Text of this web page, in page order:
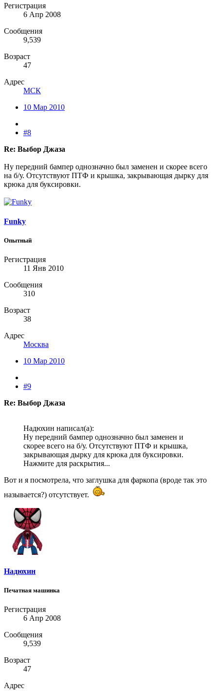
Регистрация
6 Апр 2008
Сообщения
9,539
Возраст
47
Адрес
МСК
10 Мар 2010
#8
Re: Выбор Джаза
Ну передний бампер однозначно был заменен и скорее всего
на б/у. Отсутствуют ПТФ и крышка, закрывающая дырку для
крюка для буксировки.
Funky
Опытный
Регистрация
11 Янв 2010
Сообщения
310
Возраст
38
Адрес
Москва
10 Мар 2010
#9
Re: Выбор Джаза
Надюхин написал(а):
Ну передний бампер однозначно был заменен и
скорее всего на б/у. Отсутствуют ПТФ и крышка,
закрывающая дырку для крюка для буксировки.
Нажмите для раскрытия...
Вот и я посмотрела, что заглушка для фаркопа (вроде так это
называется?) отсутствует.
Надюхин
Печатная машинка
Регистрация
6 Апр 2008
Сообщения
9,539
Возраст
47
Адрес